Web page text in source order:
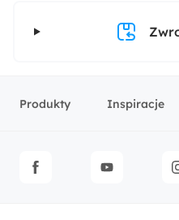
Produkty Inspiracje